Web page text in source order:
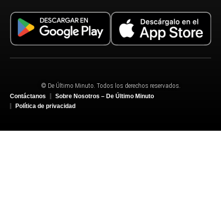
© De Último Minuto. Todos los derechos reservados.
Contáctanos
Sobre Nosotros – De Último Minuto
Política de privacidad